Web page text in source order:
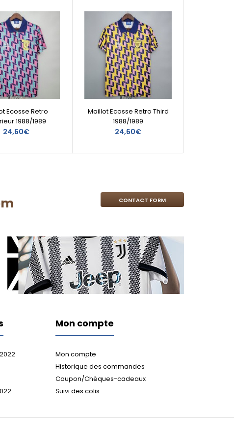
Ecosse Retro
1988/1989
24,60€
Maillot Ecosse Retro Third
1988/1989
24,60€
CONTACT FORM
Mon compte
Mon compte
Historique des commandes
Coupon/Chèques-cadeaux
Suivi des colis